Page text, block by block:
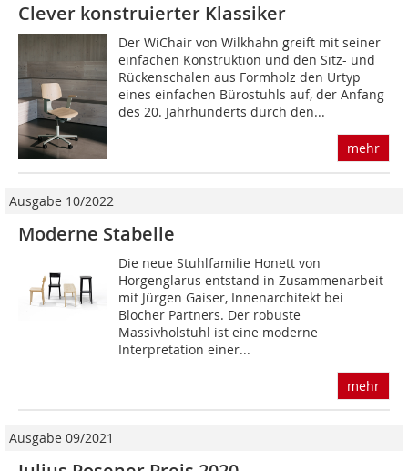
Clever konstruierter Klassiker
Der WiChair von Wilkhahn greift mit seiner
einfachen Konstruktion und den Sitz- und
Rückenschalen aus Formholz den Urtyp
eines einfachen Bürostuhls auf, der Anfang
des 20. Jahrhunderts durch den...
mehr
Ausgabe 10/2022
Moderne Stabelle
Die neue Stuhlfamilie Honett von
Horgenglarus entstand in Zusammenarbeit
mit Jürgen Gaiser, Innenarchitekt bei
Blocher Partners. Der robuste
Massivholstuhl ist eine moderne
Interpretation einer...
mehr
Ausgabe 09/2021